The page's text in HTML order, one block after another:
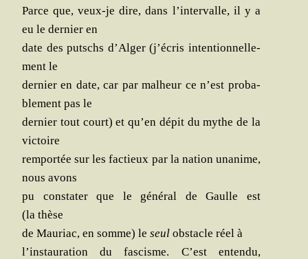
Parce que, veux-je dire, dans l’intervalle, il y a
eu le der­nier en
date des putschs d’Alger (j’écris inten­tion­nel­le­
ment le
der­nier en date, car par mal­heur ce n’est pro­ba­
ble­ment pas le
der­nier tout court) et qu’en dépit du mythe de la
victoire
rem­por­tée sur les fac­tieux par la nation una­nime,
nous avons
pu consta­ter que le géné­ral de Gaulle est
(la thèse
de Mau­riac, en somme) le seul obs­tacle réel à
l’instauration du fas­cisme. C’est enten­du,